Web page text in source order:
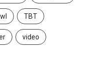
TBT
video